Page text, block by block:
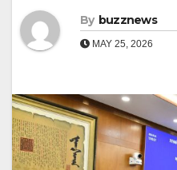
By buzznews
MAY 25, 2026